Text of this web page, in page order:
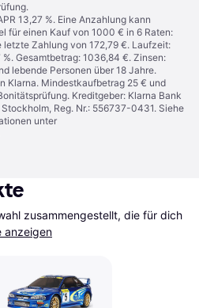
13,27 %. Eine Anzahlung kann
für einen Kauf von 1000 € in 6 Raten:
letzte Zahlung von 172,79 €. Laufzeit:
Gesamtbetrag: 1036,84 €. Zinsen:
lebende Personen über 18 Jahre.
Klarna. Mindestkaufbetrag 25 € und
Kreditgeber: Klarna Bank
Reg. Nr.: 556737-0431. Siehe
unter
zusammengestellt, die für dich
anzeigen